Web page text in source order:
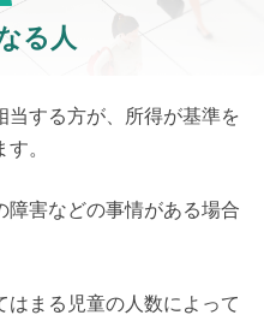
る人
当する方が、所得が基準を
。
障害などの事情がある場合
まる児童の人数によって